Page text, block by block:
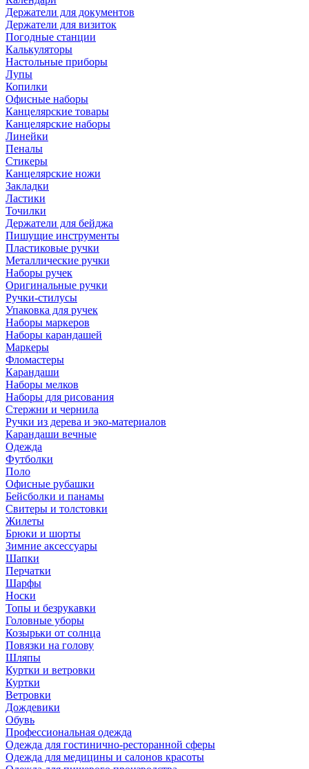
Держатели для документов
Держатели для визиток
Погодные станции
Калькуляторы
Настольные приборы
Лупы
Копилки
Офисные наборы
Канцелярские товары
Канцелярские наборы
Линейки
Пеналы
Стикеры
Канцелярские ножи
Закладки
Ластики
Точилки
Держатели для бейджа
Пишущие инструменты
Пластиковые ручки
Металлические ручки
Наборы ручек
Оригинальные ручки
Ручки-стилусы
Упаковка для ручек
Наборы маркеров
Наборы карандашей
Маркеры
Фломастеры
Карандаши
Наборы мелков
Наборы для рисования
Стержни и чернила
Ручки из дерева и эко-материалов
Карандаши вечные
Одежда
Футболки
Поло
Офисные рубашки
Бейсболки и панамы
Свитеры и толстовки
Жилеты
Брюки и шорты
Зимние аксессуары
Шапки
Перчатки
Шарфы
Носки
Топы и безрукавки
Головные уборы
Козырьки от солнца
Повязки на голову
Шляпы
Куртки и ветровки
Куртки
Ветровки
Дождевики
Обувь
Профессиональная одежда
Одежда для гостинично-ресторанной сферы
Одежда для медицины и салонов красоты